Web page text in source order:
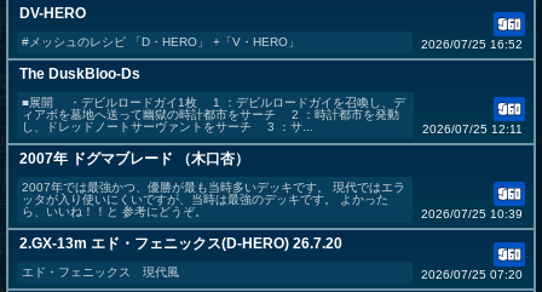
DV-HERO
#メッシュのレシピ 「D・HERO」 +「V・HERO」 2026/07/25 16:52
The DuskBloo-Ds
■展開 ・デビルロードガイ1枚 1 ：デビルロードガイを召喚し、デ
ィアボを墓地へ送って幽獄の時計都市をサーチ 2 ：時計都市を発動
し、ドレッドノートサーヴァントをサーチ 3 ：サ...
2026/07/25 12:11
2007年 ドグマブレード （木口杏）
2007年では最強かつ、優勝が最も当時多いデッキです。 現代ではエラ
ッタが入り使いにくいですが、当時は最強のデッキです。 よかった
ら、いいね！！と 参考にどうぞ。
2026/07/25 10:39
2.GX-13m エド・フェニックス(D-HERO) 26.7.20
エド・フェニックス 現代風 2026/07/25 07:20